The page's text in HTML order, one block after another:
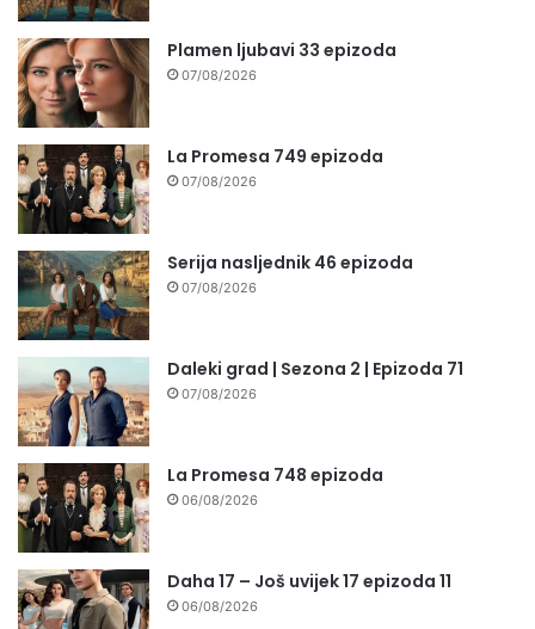
Plamen ljubavi 33 epizoda
07/08/2026
La Promesa 749 epizoda
07/08/2026
Serija nasljednik 46 epizoda
07/08/2026
Daleki grad | Sezona 2 | Epizoda 71
07/08/2026
La Promesa 748 epizoda
06/08/2026
Daha 17 – Još uvijek 17 epizoda 11
06/08/2026